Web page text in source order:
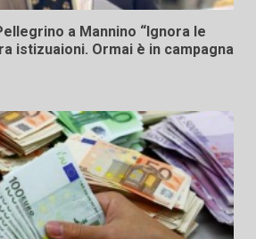
a Mannino “Ignora le
istizuaioni. Ormai è in campagna